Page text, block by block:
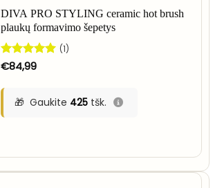
DIVA PRO STYLING ceramic hot brush
plaukų formavimo šepetys
Įvertinimas:
(1)
€84,99
Gaukite 425 tšk.